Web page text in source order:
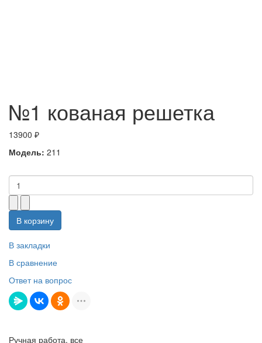
№1 кованая решетка
13900 ₽
Модель: 211
В корзину
В закладки
В сравнение
Ответ на вопрос
Ручная работа, все